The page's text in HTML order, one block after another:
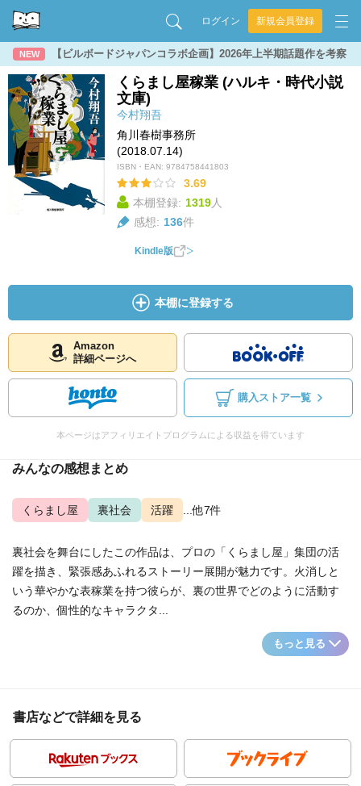
ログイン 新規会員登録
NEW 【ビルボードジャパンコラボ企画】2026年上半期話題作を考察
くらまし屋稼業 (ハルキ・時代小説
文庫)
今村翔吾
角川春樹事務所
(2018.07.14)
ISBN・EAN: 9784758441803
3.69
本棚登録: 1319人
感想: 136件
Kindle版
本棚に登録する
Amazon
詳細ページへ
購入ストア一覧
本ページはアフィリエイトプログラムによる収益を得ています
みんなの感想まとめ
くらまし屋 裏社会 活躍 ...他7件
裏社会を舞台にしたこの作品は、プロの「くらまし屋」集団の活
躍を描き、緊張感あふれるストーリー展開が魅力です。火消しと
いう華やかな表稼業を持つ彼らが、裏の世界でどのように活動す
るのか、個性的なキャラクタ...
もっと見る
書店などで詳細を見る